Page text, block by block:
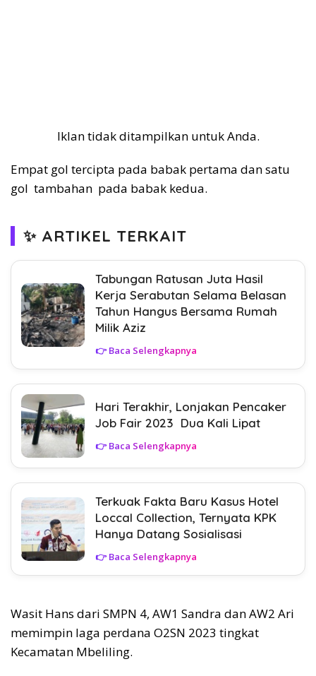
Iklan tidak ditampilkan untuk Anda.
Empat gol tercipta pada babak pertama dan satu
gol tambahan pada babak kedua.
✨ ARTIKEL TERKAIT
Tabungan Ratusan Juta Hasil
Kerja Serabutan Selama Belasan
Tahun Hangus Bersama Rumah
Milik Aziz
👉 Baca Selengkapnya
Hari Terakhir, Lonjakan Pencaker
Job Fair 2023 Dua Kali Lipat
👉 Baca Selengkapnya
Terkuak Fakta Baru Kasus Hotel
Loccal Collection, Ternyata KPK
Hanya Datang Sosialisasi
👉 Baca Selengkapnya
Wasit Hans dari SMPN 4, AW1 Sandra dan AW2 Ari
memimpin laga perdana O2SN 2023 tingkat
Kecamatan Mbeliling.